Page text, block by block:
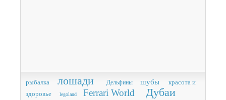
рыбалка лошади Дельфины шубы
красота и
здоровье
legoland Ferrari World
Дубаи